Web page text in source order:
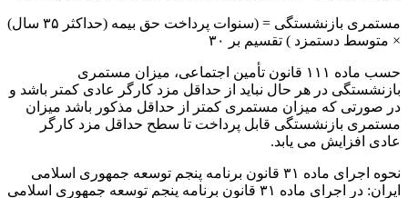
مستمری بازنشستگی = (سنوات پرداخت حق بیمه (حداکثر ۳۵ سال)
× متوسط دستمزد ) تقسیم بر ۳۰
حسب ماده ۱۱۱ قانون تأمین اجتماعی، میزان مستمری
بازنشستگی در هر حال نباید از حداقل مزد کارگر عادی کمتر باشد و
در صورتی که میزان مستمری کمتر از حداقل مذکور باشد میزان
مستمری بازنشستگی قابل پرداخت تا سطح حداقل مزد کارگر
عادی افزایش می یابد.
نحوه اجرای ماده ۳۱ قانون برنامه پنجم توسعه جمهوری اسلامی
ایران: در اجرای ماده ۳۱ قانون برنامه پنجم توسعه جمهوری اسلامی